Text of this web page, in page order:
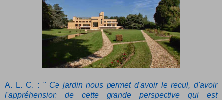
A. L. C. : " Ce jardin nous permet d'avoir le recul, d'avoir
l'appréhension de cette grande perspective qui est